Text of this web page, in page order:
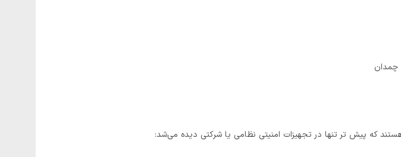
که پیش ‌تر تنها در تجهیزات امنیتی نظامی یا شرکتی دیده می‌شد: